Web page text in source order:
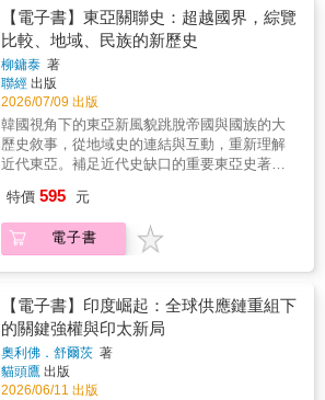
月起陸續上市：1. 神話世界與古代帝國〔神話
—6世紀〕2. 世界宗教圈的誕生與群雄割據的東
亞〔2—7世紀〕3. 歐亞大陸的東西兩帝國〔6—
11世紀〕4. 文化的成熟與武人的崛起〔10—13
世紀〕5. 蒙古帝國統一歐亞大陸〔12—14世
紀〕6. 後蒙古時代的大陸與海洋〔14—17世
紀〕7. 近世帝國的繁榮與歐洲〔16—18世紀〕
8. 亞洲型態的完成〔17—19世紀〕9. 激盪的國
—20世紀〕11. 走出世界大戰的慘禍〔19—20
世紀〕12. 邁向亞洲世紀〔20—21世紀〕
濟發展交織在一起，讓讀者一窺緬甸真正複雜
而矛盾的樣貌。● 一本書帶你掌握緬甸的過去
與未來作者理查．考科特曾任《經濟學人》東
南亞通訊員。不同於坊間描寫緬甸的書，多著
眼於緬甸的政治、歷史、民族和文化，且受限
於一定的時間框架內，《變臉的緬甸》試圖以
深入淺出的筆法，將訪談放入歷史與政治的脈
絡中，全景式地述說緬甸的過去與未來。● 關
於緬甸，你我所知道與不知道的事少了翁山蘇
璀璨的南亞強國，在經歷殖民統治、軍政府獨
裁、民主改革後，將再度站上世界的舞台，重
返往日風華。但在經濟發展與民主改革的背
府專政，似乎象徵著民主的勝利。然而，緬甸
要轉型為成熟的民主國家，仍有一段漫漫長
路。早年殖民者為便於統治而施行的族群分
治、數十年來緬族化運動激起的族群矛盾，依
舊牽動著緬甸未來的發展。
公室主任】、余佳璋【國立政治大學GCIT兼任
副教授級專技人員】、林建甫【國立台灣大學
經濟系名譽教授】、張鐵志【出版人】、陳佩
修【國立暨南國際大學東南亞學系終身特聘教
授兼東南亞研究中心主任】、蕭新煌【台灣亞
洲交流基金會董事長】 《變臉的緬甸》不
只是一本談論緬甸政治的書，更是一部帶領讀
者理解這個國家命運轉折的時代紀實。作者理
查．考科特長年深耕東南亞議題，透過訪談、
歷史梳理與現地觀察，重新描繪這個長期被世
民主運動或翁山蘇姬個人形象的書寫，《變臉
的緬甸》將政治、民族、宗教、殖民歷史與經
濟發展交織在一起，讓讀者一窺緬甸真正複雜
與未來作者理查．考科特曾任《經濟學人》東
南亞通訊員。不同於坊間描寫緬甸的書，多著
眼於緬甸的政治、歷史、民族和文化，且受限
於一定的時間框架內，《變臉的緬甸》試圖以
深入淺出的筆法，將訪談放入歷史與政治的脈
【電子書】東亞關聯史：超越國界，綜覽
比較、地域、民族的新歷史
柳鏞泰 著
聯經 出版
2026/07/09 出版
韓國視角下的東亞新風貌跳脫帝國與國族的大
歷史敘事，從地域史的連結與互動，重新理解
近代東亞。補足近代史缺口的重要東亞史著
亞史觀。由韓國重量級學者，歷時五年編寫而
成，探討東亞的帝國意識遺緒、分裂並行的各
國歷史，反思分裂、互相拉鋸的國與國之間，
緩衝的性質，《東亞關聯史》便是基於此調性
下，期待能拋開大國主義包袱，成就一本調和
東亞地區的地域史。《東亞關聯史》講述自十
七世紀起至一九九〇年過後，長達四百餘年的
歷史，主要分為海禁時期、帝國主義時期、冷
特價 595 元
電子書
【電子書】印度崛起：全球供應鏈重組下
的關鍵強權與印太新局
奧利佛．舒爾茨 著
貓頭鷹 出版
2026/06/11 出版